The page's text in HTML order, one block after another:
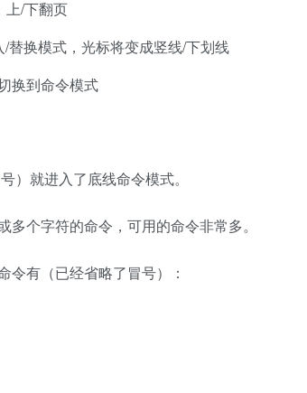
上/下翻页
/替换模式，光标将变成竖线/下划线
换到命令模式
）就进入了底线命令模式。
多个字符的命令，可用的命令非常多。
令有（已经省略了冒号）：